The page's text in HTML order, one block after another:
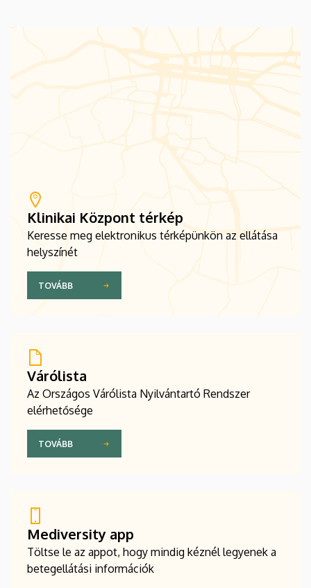
Klinikai Központ térkép
Keresse meg elektronikus térképünkön az ellátása
helyszínét
TOVÁBB
Várólista
Az Országos Várólista Nyilvántartó Rendszer
elérhetősége
TOVÁBB
Mediversity app
Töltse le az appot, hogy mindig kéznél legyenek a
betegellátási információk